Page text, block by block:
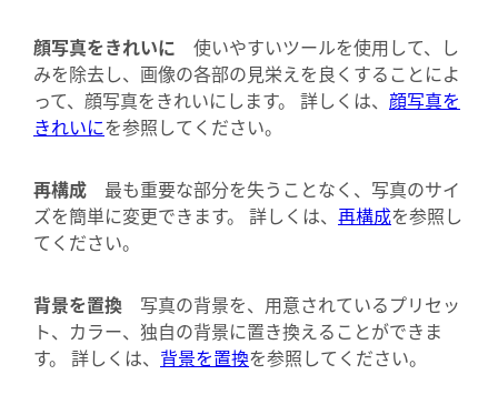
顔写真をきれいに
使いやすいツールを使用して、し
みを除去し、画像の各部の見栄えを良くすることによ
って、顔写真をきれいにします。 詳しくは、 顔写真を
きれいにを参照してください。
再構成
最も重要な部分を失うことなく、写真のサイ
ズを簡単に変更できます。 詳しくは、 再構成を参照し
てください。
背景を置換
写真の背景を、用意されているプリセッ
ト、カラー、独自の背景に置き換えることができま
す。 詳しくは、 背景を置換を参照してください。